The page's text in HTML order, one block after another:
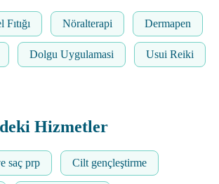
Fıtığı Nöralterapi Dermapen
Dolgu Uygulamasi Usui Reiki
Hizmetler
saç prp Cilt gençleştirme